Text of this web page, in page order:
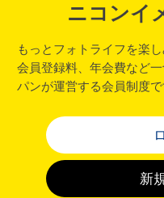
ニコンイ
もっとフォトライフを楽し
会員登録料、年会費など
パンが運営する会員制度で
新